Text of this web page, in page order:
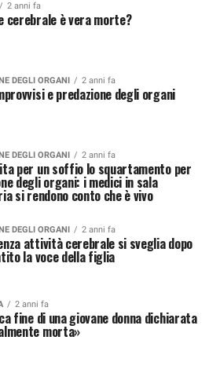
2 anni fa
cerebrale è vera morte?
DEGLI ORGANI 2 anni fa
e predazione degli organi
DEGLI ORGANI 2 anni fa
per un soffio lo squartamento per
degli organi: i medici in sala
si rendono conto che è vivo
DEGLI ORGANI 2 anni fa
attività cerebrale si sveglia dopo
la voce della figlia
2 anni fa
fine di una giovane donna dichiarata
morta»